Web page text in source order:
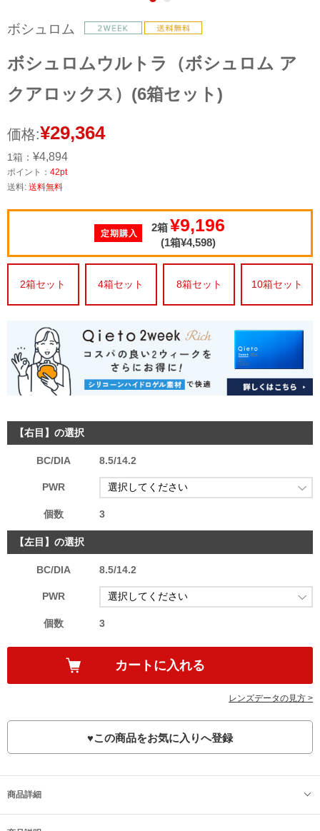
ボシュロム
ボシュロムウルトラ（ボシュロム ア
クアロックス）(6箱セット)
価格:¥29,364
1箱： ¥4,894
ポイント： 42pt
送料: 送料無料
定期購入 2箱 ¥9,196
(1箱¥4,598)
2箱セット 4箱セット 8箱セット 10箱セット
【右目】の選択
BC/DIA 8.5/14.2
PWR
個数 3
【左目】の選択
BC/DIA 8.5/14.2
PWR
個数 3
レンズデータの見方 >
♥この商品をお気に入りへ登録
商品詳細